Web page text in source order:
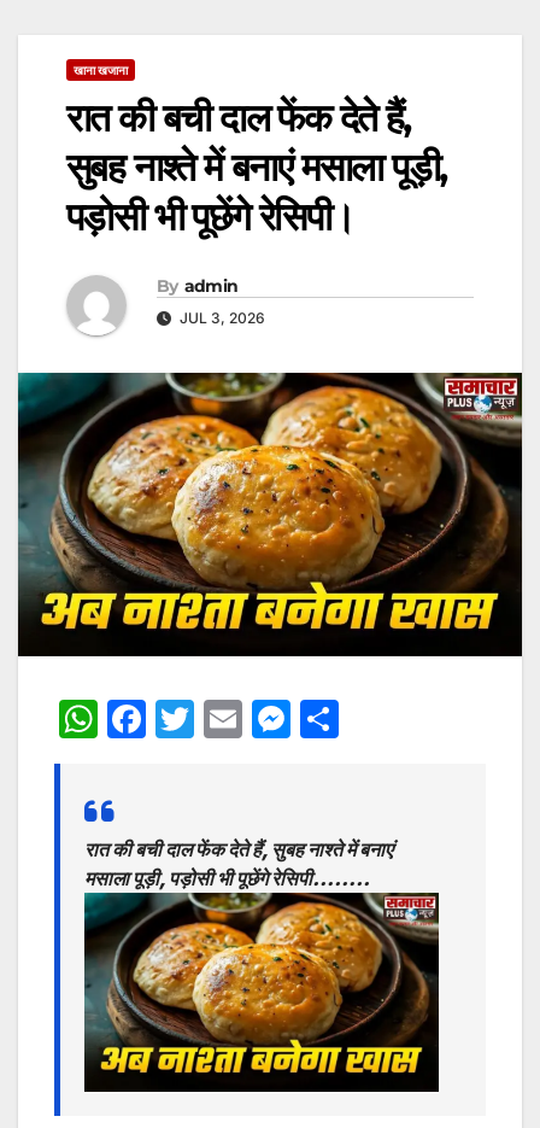
खाना खजाना
रात की बची दाल फेंक देते हैं,
सुबह नाश्ते में बनाएं मसाला पूड़ी,
पड़ोसी भी पूछेंगे रेसिपी।
By admin
JUL 3, 2026
W
at
s
A
p
p
F
e
b
o
o
k
T
er
E
l
M
s
e
n
g
er
e
रात की बची दाल फेंक देते हैं, सुबह नाश्ते में बनाएं
मसाला पूड़ी, पड़ोसी भी पूछेंगे रेसिपी……..